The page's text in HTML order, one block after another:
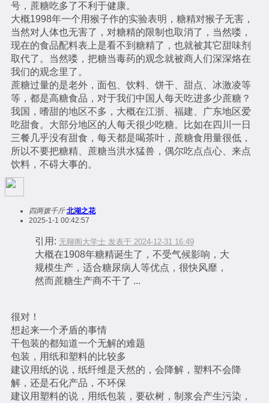
号，蔗糖吃多了不利于健康。
大概1998年一个用猴子作的实验表明，糖精对猴子无害，
当然对人体也无害了，对糖精的限制也取消了，当然喽，
现在的食品配料表上是看不到糖精了，也就被其它甜味剂
取代了。当然喽，把糖当毒药的观念就被商人们深深烙在
我们的观念里了。
蔗糖过量的是老外，面包、饮料、饼干、甜点、冰激凌等
等，都是高糖食品，对于我们中国人每天吃进多少蔗糖？
我国，嗜甜的地区不多，大概在江浙、福建、广东地区爱
吃甜食。大部分地区的人每天很少吃糖。比如在四川一日
三餐几乎没有甜食，每天都是喝茶叶，蔗糖食用量很低，
所以不要把糖精、蔗糖当洪水猛兽，偶尔吃点点心、来点
饮料，不碍大事的。
四两拨千斤 北湖之花
2025-1-1 00:42:57
引用: 无聊阁大学士 发表于 2024-12-31 16:49
大概在1908年糖精诞生了，不受气候影响，大
规模生产，适合糖尿病人等优点，很快风靡，
然而蔗糖生产商不干了 ...
很对！
想起来一个矛盾的事情
干包装的都知道一个无解的难题
包装，用纸和塑料的比较多
建议用纸的说，纸纤维是天然的，会降解，塑料不会降
解，还是石化产品，不环保
建议用塑料的说，用纸包装，要砍树，制浆会产生污染，